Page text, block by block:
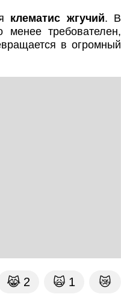
клематис жгучий. В
менее требователен,
в огромный
😹 2 🙀 1 😿